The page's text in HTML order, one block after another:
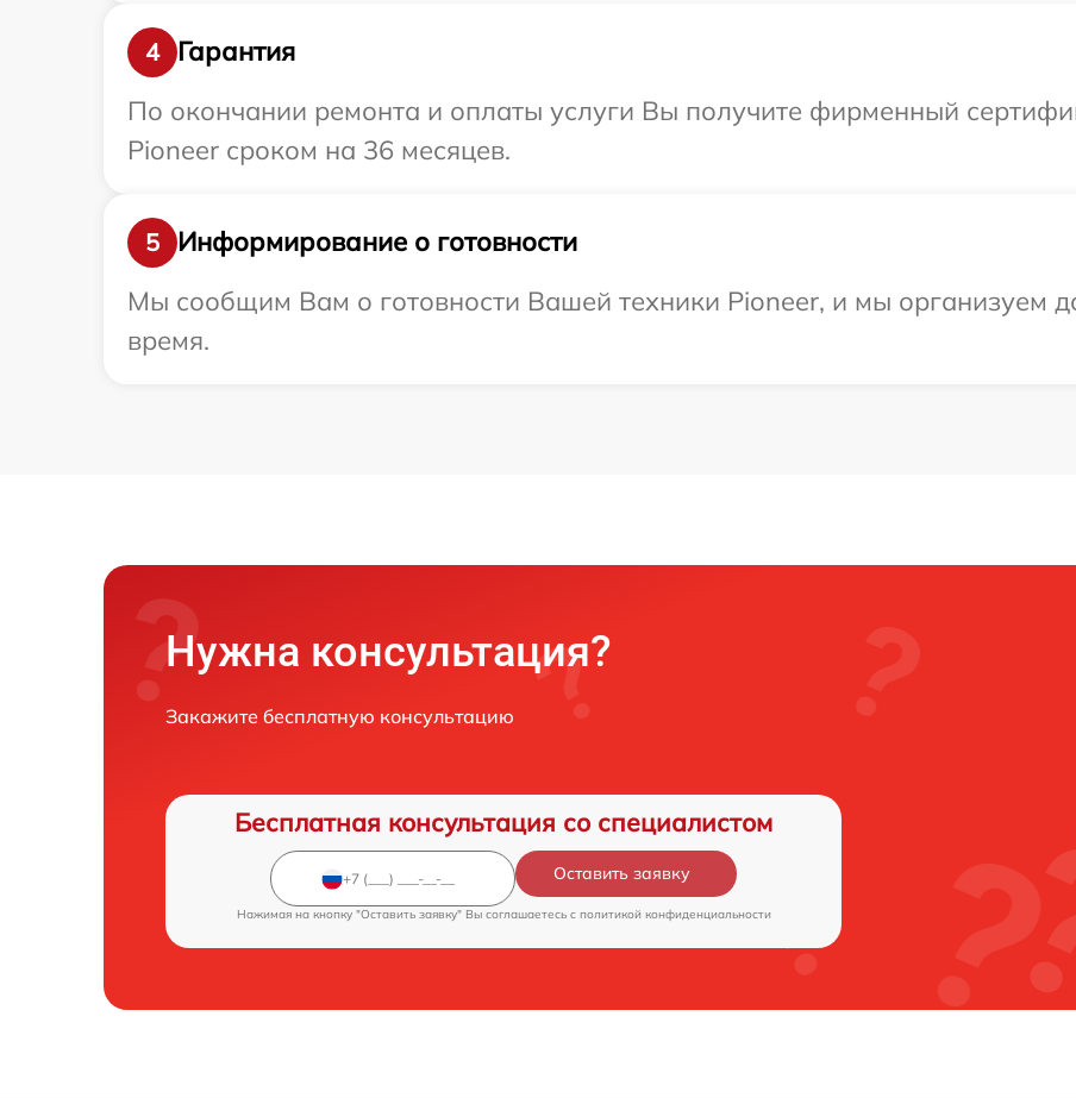
4
Гарантия
По окончании ремонта и оплаты услуги Вы получите фирменный
Pioneer сроком на 36 месяцев.
5
Информирование о готовности
Мы сообщим Вам о готовности Вашей техники Pioneer, и мы организуем
время.
Нужна консультация?
Закажите бесплатную консультацию
Бесплатная консультация со специалистом
Оставить заявку
Нажимая на кнопку "Оставить заявку" Вы соглашаетесь c политикой конфиденциальности